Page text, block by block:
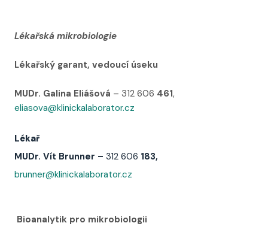
Lékařská mikrobiologie
Lékařský garant, vedoucí úseku
MUDr. Galina Eliášová – 312 606 461,
eliasova@klinickalaborator.cz
Lékař
MUDr. Vít Brunner – 312 606 183,
brunner@klinickalaborator.cz
Bioanalytik pro mikrobiologii